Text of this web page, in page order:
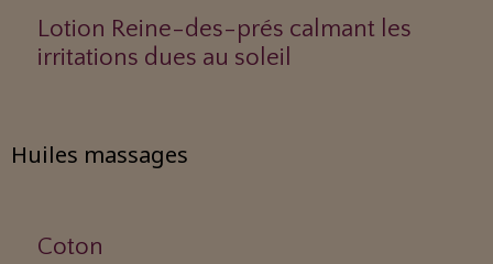
Lotion Reine-des-prés calmant les
irritations dues au soleil
Huiles massages
Coton